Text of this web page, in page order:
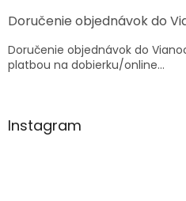
Doručenie objednávok do
Doručenie objednávok do
platbou na dobierku/online...
Instagram